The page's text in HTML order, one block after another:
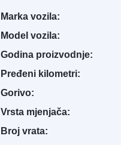
Marka vozila:
Model vozila:
Godina proizvodnje:
Pređeni kilometri:
Gorivo:
Vrsta mjenjača:
Broj vrata: